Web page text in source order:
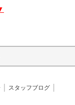
スタッフブログ